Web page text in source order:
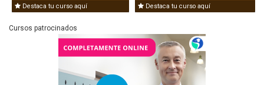
Destaca tu curso aquí Destaca tu curso aquí
Cursos patrocinados